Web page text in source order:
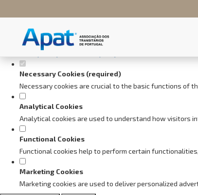
Set your cookie
This website uses strictly necessary, analytical and
privacy and cookies policy
Necessary Cookies (required)
Necessary cookies are crucial to the basic functions of
Analytical Cookies
Analytical cookies are used to understand how visitors
Functional Cookies
Functional cookies help to perform certain
Marketing Cookies
Marketing cookies are used to deliver personalized